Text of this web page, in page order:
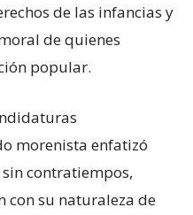
de las infancias y
de quienes
popular.
morenista enfatizó
contratiempos,
con su naturaleza de